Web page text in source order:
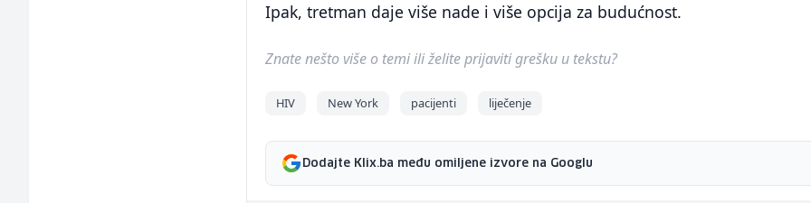
Ipak, tretman daje više nade i više opcija za budućnost.
Znate nešto više o temi ili želite prijaviti grešku u tekstu?
HIV New York pacijenti liječenje
Dodajte Klix.ba među omiljene izvore na Googlu